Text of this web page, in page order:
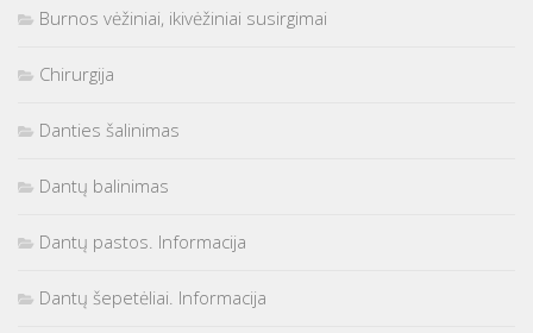
Burnos vėžiniai, ikivėžiniai susirgimai
Chirurgija
Danties šalinimas
Dantų balinimas
Dantų pastos. Informacija
Dantų šepetėliai. Informacija